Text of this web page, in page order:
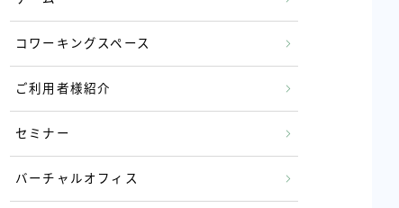
コワーキングスペース
ご利用者様紹介
セミナー
バーチャルオフィス